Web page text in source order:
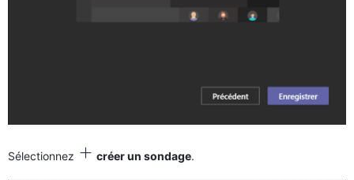
Sélectionnez créer un sondage.